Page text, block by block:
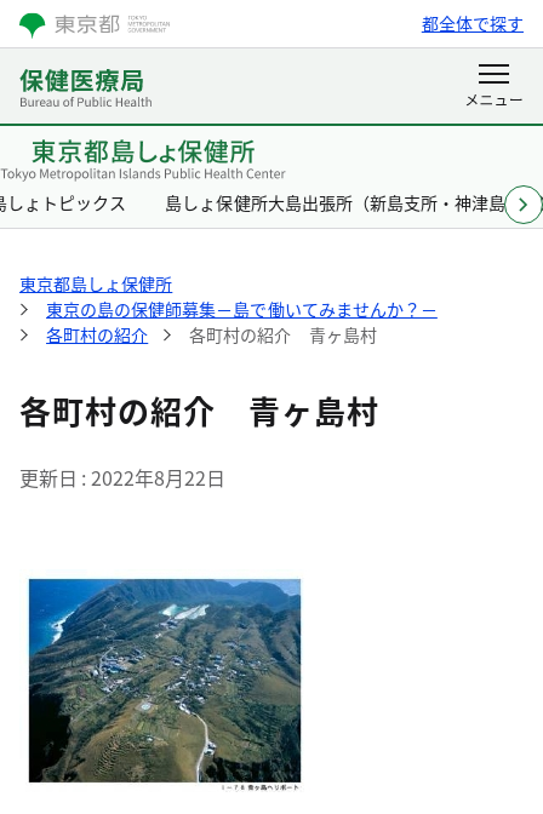
都全体で探す
しょトピックス 島しょ保健所大島出張所（新島支所・神津島支
東京都島しょ保健所
東京の島の保健師募集－島で働いてみませんか？－
各町村の紹介
各町村の紹介 青ヶ島村
各町村の紹介 青ヶ島村
更新日 2022年8月22日